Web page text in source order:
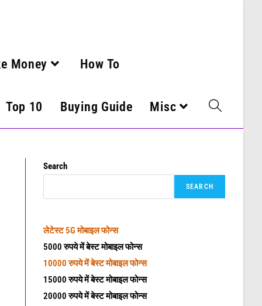
Money How To
Top 10 Buying Guide Misc
Search
SEARCH
लेटेस्ट5G मोबाइल फोन्स
5000 रुपये में बेस्ट मोबाइल फोन्स
10000 रुपये में बेस्ट मोबाइल फोन्स
15000 रुपये में बेस्ट मोबाइल फोन्स
20000 रुपये में बेस्ट मोबाइल फोन्स